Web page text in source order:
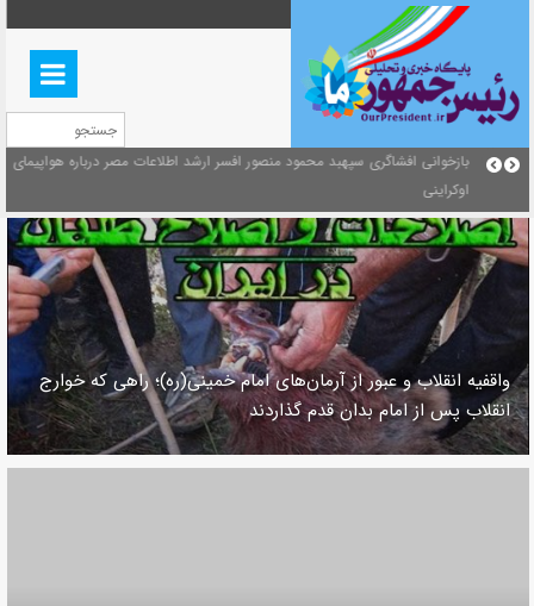
منشور گفتمان امام و انقلاب - 7 /بخش دوم : شرح پیام ۱۰
ای/ فصل پنجم: حفظ عزّت و کرامت انقلابی
بازخوانی افشاگری سپهبد محمود منصور افسر ارشد اطلاعات مصر درباره هواپیمای
اوکراینی
واقفیه‌ انقلاب و عبور از آرمان‌های امام خمینی(ره)؛ راهی که خوارج
انقلاب پس از امام بدان قدم گذاردند